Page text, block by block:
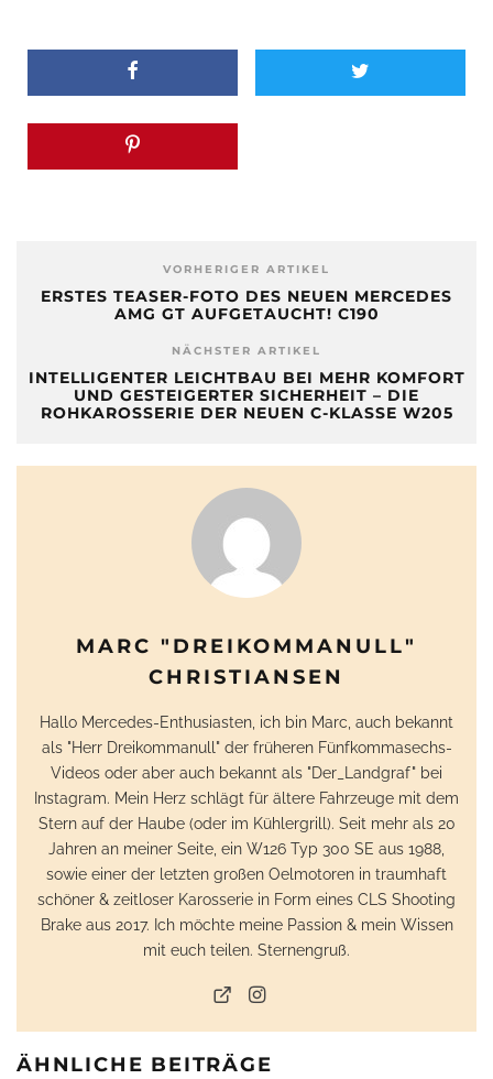
VORHERIGER ARTIKEL
ERSTES TEASER-FOTO DES NEUEN MERCEDES
AMG GT AUFGETAUCHT! C190
NÄCHSTER ARTIKEL
INTELLIGENTER LEICHTBAU BEI MEHR KOMFORT
UND GESTEIGERTER SICHERHEIT – DIE
ROHKAROSSERIE DER NEUEN C-KLASSE W205
MARC "DREIKOMMANULL"
CHRISTIANSEN
Hallo Mercedes-Enthusiasten, ich bin Marc, auch bekannt
als "Herr Dreikommanull" der früheren Fünfkommasechs-
Videos oder aber auch bekannt als "Der_Landgraf" bei
Instagram. Mein Herz schlägt für ältere Fahrzeuge mit dem
Stern auf der Haube (oder im Kühlergrill). Seit mehr als 20
Jahren an meiner Seite, ein W126 Typ 300 SE aus 1988,
sowie einer der letzten großen Oelmotoren in traumhaft
schöner & zeitloser Karosserie in Form eines CLS Shooting
Brake aus 2017. Ich möchte meine Passion & mein Wissen
mit euch teilen. Sternengruß.
ÄHNLICHE BEITRÄGE